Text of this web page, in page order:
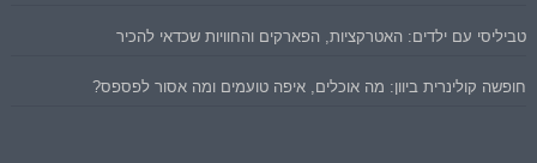
טביליסי עם ילדים: האטרקציות, הפארקים והחוויות שכדאי להכיר
חופשה קולינרית ביוון: מה אוכלים, איפה טועמים ומה אסור לפספס?